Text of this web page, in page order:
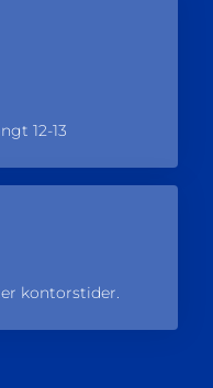
12-13
kontorstider.